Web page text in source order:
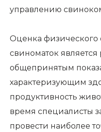
управлению
Оценка физического
свиноматок
общепринятым
характеризующим
продуктивность
время специалисты
провести наиболее